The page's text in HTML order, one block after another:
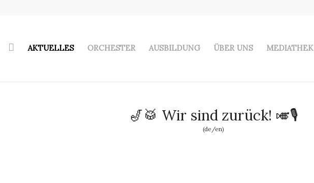
AKTUELLES ORCHESTER AUSBILDUNG ÜBER UNS MEDIATHEK
🎷🥁 Wir sind zurück! 🎺🎙️
(de/en)